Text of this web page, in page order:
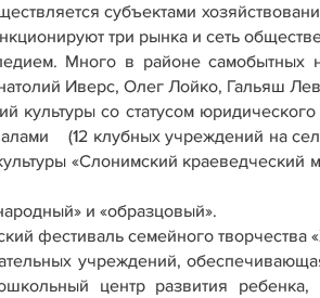
субъектами
три рынка и сеть
Много в районе
Иверс, Олег Лойко, Гальяш
культуры со статусом
(12 клубных учреждений на
«Слонимский
и «образцовый».
фестиваль семейного творчества
учреждений,
центр развития